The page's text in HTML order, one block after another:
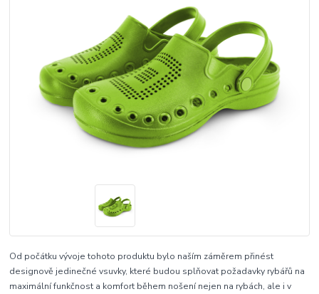
Od počátku vývoje tohoto produktu bylo naším záměrem přinést
designově jedinečné vsuvky, které budou splňovat požadavky rybářů na
maximální funkčnost a komfort během nošení nejen na rybách, ale i v